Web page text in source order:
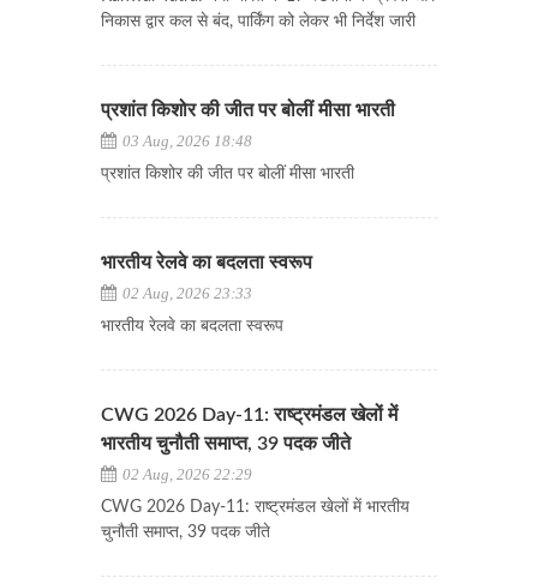
निकास द्वार कल से बंद, पार्किंग को लेकर भी निर्देश जारी
प्रशांत किशोर की जीत पर बोलीं मीसा भारती
03 Aug, 2026 18:48
प्रशांत किशोर की जीत पर बोलीं मीसा भारती
भारतीय रेलवे का बदलता स्वरूप
02 Aug, 2026 23:33
भारतीय रेलवे का बदलता स्वरूप
CWG 2026 Day-11: राष्ट्रमंडल खेलों में
भारतीय चुनौती समाप्त, 39 पदक जीते
02 Aug, 2026 22:29
CWG 2026 Day-11: राष्ट्रमंडल खेलों में भारतीय
चुनौती समाप्त, 39 पदक जीते